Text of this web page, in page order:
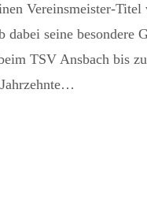
Vereinsmeister-
dabei seine besondere
TSV Ansbach bis